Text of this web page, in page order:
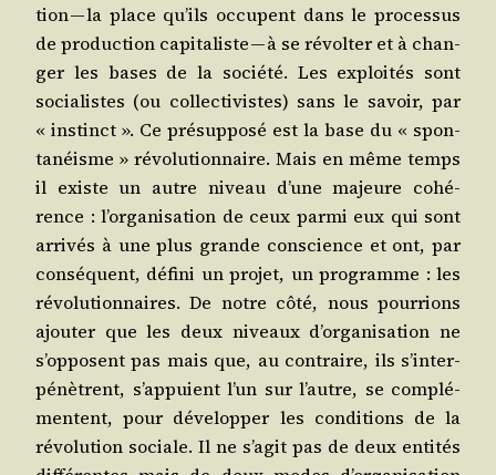
tion — la place qu’ils occupent dans le pro­ces­sus
de pro­duc­tion capi­ta­liste — à se révol­ter et à chan­
ger les bases de la socié­té. Les exploi­tés sont
socia­listes (ou col­lec­ti­vistes) sans le savoir, par
« ins­tinct ». Ce pré­sup­po­sé est la base du « spon­
ta­néisme » révo­lu­tion­naire. Mais en même temps
il existe un autre niveau d’une majeure cohé­
rence : l’or­ga­ni­sa­tion de ceux par­mi eux qui sont
arri­vés à une plus grande conscience et ont, par
consé­quent, défi­ni un pro­jet, un pro­gramme : les
révo­lu­tion­naires. De notre côté, nous pour­rions
ajou­ter que les deux niveaux d’or­ga­ni­sa­tion ne
s’op­posent pas mais que, au contraire, ils s’in­ter­
pé­nètrent, s’ap­puient l’un sur l’autre, se com­plé­
mentent, pour déve­lop­per les condi­tions de la
révo­lu­tion sociale. Il ne s’a­git pas de deux enti­tés